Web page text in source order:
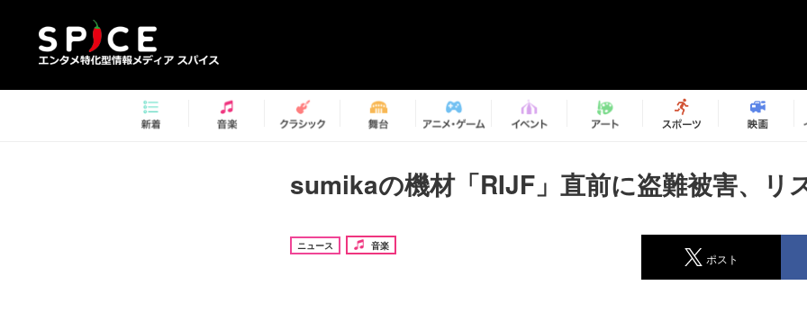
sumikaの機材「RIJF」直前に盗難被害、リ
ニュース 音楽
ポスト